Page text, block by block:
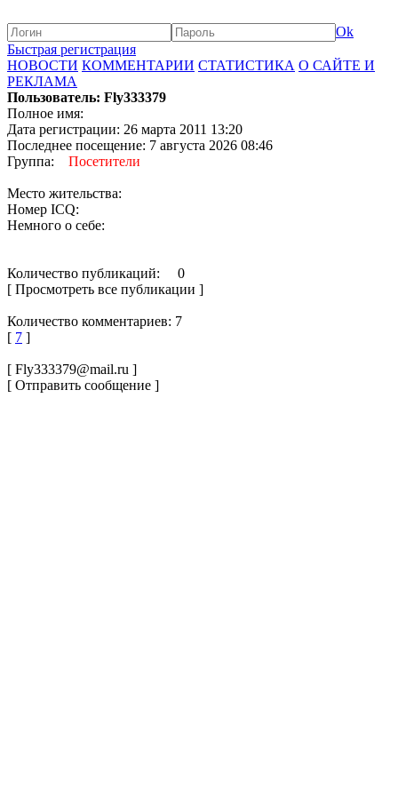
Ok
Быстрая регистрация
НОВОСТИ КОММЕНТАРИИ СТАТИСТИКА О САЙТЕ И
РЕКЛАМА
Пользователь: Fly333379
Полное имя:
Дата регистрации: 26 марта 2011 13:20
Последнее посещение: 7 августа 2026 08:46
Группа: Посетители
Место жительства:
Номер ICQ:
Немного о себе:
Количество публикаций: 0
[ Просмотреть все публикации ]
Количество комментариев: 7
[ 7 ]
[ Fly333379@mail.ru ]
[ Отправить сообщение ]